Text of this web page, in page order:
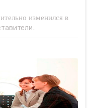
изменился в